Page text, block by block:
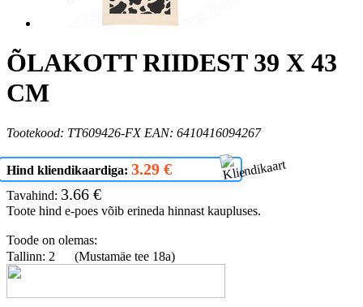
ÕLAKOTT RIIDEST 39 X 43
CM
Tootekood: TT609426-FX EAN: 6410416094267
Hind kliendikaardiga: 3.29 €
Tavahind: 3.66 €
Toote hind e-poes võib erineda hinnast kaupluses.
Toode on olemas:
Tallinn: 2
(Mustamäe tee 18a)